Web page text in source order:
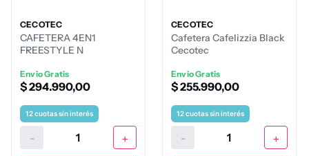
CECOTEC
CAFETERA 4EN1
FREESTYLE N
Envio Gratis
$294.990,00
12cuotas sin interés
- +
CECOTEC
Cafetera Cafelizzia Black
Cecotec
Envio Gratis
$255.990,00
12cuotas sin interés
- +